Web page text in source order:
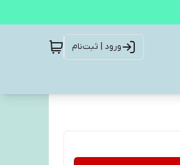
ورود | ثبت‌نام